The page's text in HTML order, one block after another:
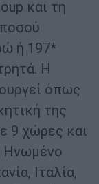
και τη
ή 197*
Η
όπως
της
9 χώρες και
Ηνωμένο
Ιταλία,